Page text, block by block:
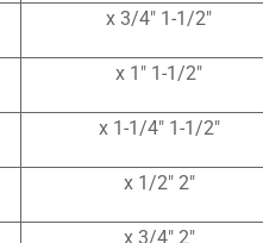
1-1/2″ x 3/4″
1-1/2″ x 1″
1-1/2″ x 1-1/4″
2″ x 1/2″
2″ x 3/4″